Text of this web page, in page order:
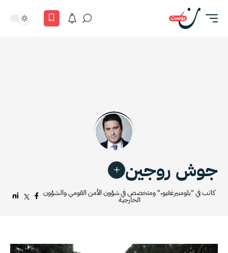
جوش روجين
كاتب في "بلومبيرغفيو،" ومتخصص في شؤون الأمن القومي والشؤون
الخارجية